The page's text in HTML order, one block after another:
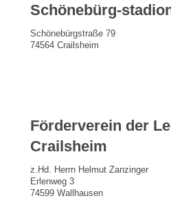
Schönebürgstraße 79
74564 Crailsheim
Förderverein der
Crailsheim
z.Hd. Herrn Helmut Zanzinger
Erlenweg 3
74599 Wallhausen